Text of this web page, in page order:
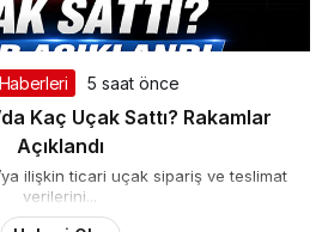
5 saat önce
Kaç Uçak Sattı? Rakamlar
Açıklandı
ilişkin ticari uçak sipariş ve teslimat
verilerini...